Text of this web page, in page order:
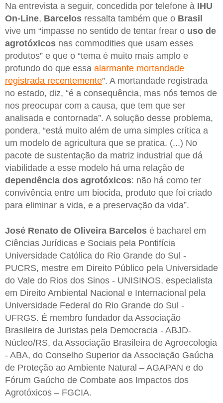
Na entrevista a seguir, concedida por telefone à IHU
On-Line, Barcelos ressalta também que o Brasil
vive um “impasse no sentido de tentar frear o uso de
agrotóxicos nas commodities que usam esses
produtos” e que o “tema é muito mais amplo e
profundo do que essa alarmante mortandade
registrada recentemente”. A mortandade registrada
no estado, diz, “é a consequência, mas nós temos de
nos preocupar com a causa, que tem que ser
analisada e contornada”. A solução desse problema,
pondera, “está muito além de uma simples crítica a
um modelo de agricultura que se pratica. (...) No
pacote de sustentação da matriz industrial que dá
viabilidade a esse modelo há uma relação de
dependência dos agrotóxicos: não há como ter
convivência entre um biocida, produto que foi criado
para eliminar a vida, e a preservação da vida”.
José Renato de Oliveira Barcelos é bacharel em
Ciências Jurídicas e Sociais pela Pontifícia
Universidade Católica do Rio Grande do Sul -
PUCRS, mestre em Direito Público pela Universidade
do Vale do Rios dos Sinos - UNISINOS, especialista
em Direito Ambiental Nacional e Internacional pela
Universidade Federal do Rio Grande do Sul -
UFRGS. É membro fundador da Associação
Brasileira de Juristas pela Democracia - ABJD-
Núcleo/RS, da Associação Brasileira de Agroecologia
- ABA, do Conselho Superior da Associação Gaúcha
de Proteção ao Ambiente Natural – AGAPAN e do
Fórum Gaúcho de Combate aos Impactos dos
Agrotóxicos – FGCIA.